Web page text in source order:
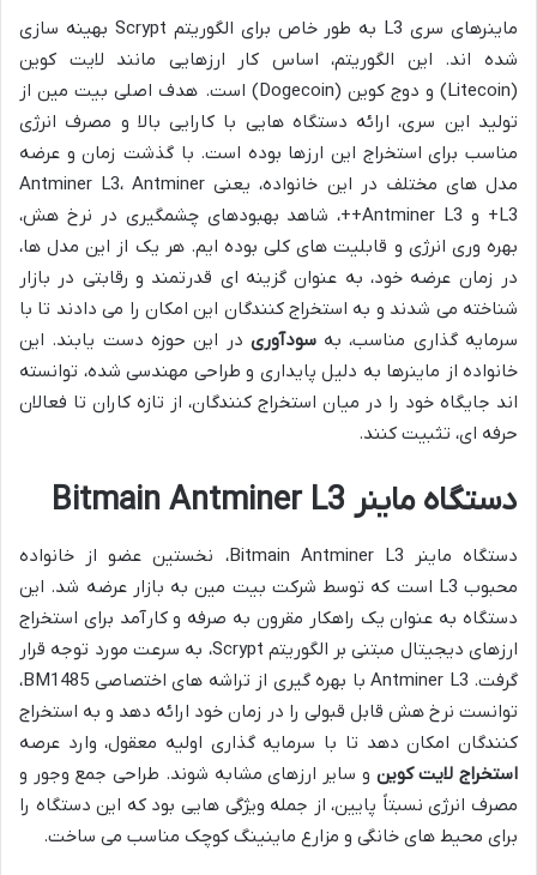
ماینرهای سری L3 به طور خاص برای الگوریتم Scrypt بهینه سازی
شده اند. این الگوریتم، اساس کار ارزهایی مانند لایت کوین
(Litecoin) و دوج کوین (Dogecoin) است. هدف اصلی بیت مین از
تولید این سری، ارائه دستگاه هایی با کارایی بالا و مصرف انرژی
مناسب برای استخراج این ارزها بوده است. با گذشت زمان و عرضه
مدل های مختلف در این خانواده، یعنی Antminer L3، Antminer
L3+ و Antminer L3++، شاهد بهبودهای چشمگیری در نرخ هش،
بهره وری انرژی و قابلیت های کلی بوده ایم. هر یک از این مدل ها،
در زمان عرضه خود، به عنوان گزینه ای قدرتمند و رقابتی در بازار
شناخته می شدند و به استخراج کنندگان این امکان را می دادند تا با
سرمایه گذاری مناسب، بهسودآوری در این حوزه دست یابند. این
خانواده از ماینرها به دلیل پایداری و طراحی مهندسی شده، توانسته
اند جایگاه خود را در میان استخراج کنندگان، از تازه کاران تا فعالان
حرفه ای، تثبیت کنند.
دستگاه ماینر Bitmain Antminer L3
دستگاه ماینر Bitmain Antminer L3، نخستین عضو از خانواده
محبوب L3 است که توسط شرکت بیت مین به بازار عرضه شد. این
دستگاه به عنوان یک راهکار مقرون به صرفه و کارآمد برای استخراج
ارزهای دیجیتال مبتنی بر الگوریتم Scrypt، به سرعت مورد توجه قرار
گرفت. Antminer L3 با بهره گیری از تراشه های اختصاصی BM1485،
توانست نرخ هش قابل قبولی را در زمان خود ارائه دهد و به استخراج
کنندگان امکان دهد تا با سرمایه گذاری اولیه معقول، وارد عرصه
استخراج لایت کوین و سایر ارزهای مشابه شوند. طراحی جمع وجور و
مصرف انرژی نسبتاً پایین، از جمله ویژگی هایی بود که این دستگاه را
برای محیط های خانگی و مزارع ماینینگ کوچک مناسب می ساخت.